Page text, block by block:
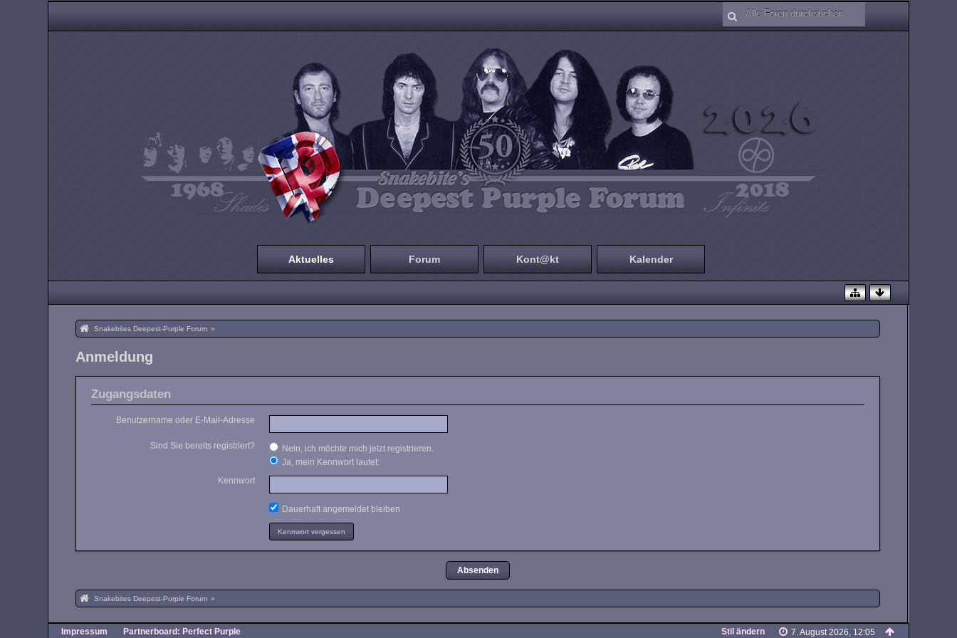
Aktuelles Forum Kont@kt Kalender
Snakebites Deepest-Purple Forum »
Anmeldung
Zugangsdaten
Benutzername oder E-Mail-Adresse
Sind Sie bereits registriert?
Nein, ich möchte mich jetzt registrieren.
Ja, mein Kennwort lautet:
Kennwort
Dauerhaft angemeldet bleiben
Kennwort vergessen
Snakebites Deepest-Purple Forum »
Impressum Partnerboard: Perfect Purple 7. August 2026, 12:05
Stil ändern